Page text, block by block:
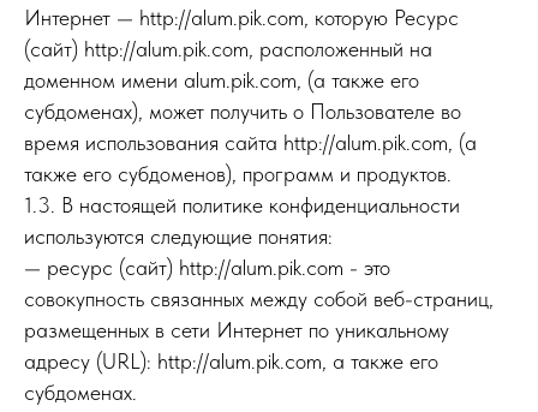
Интернет — http://alum.pik.com, которую Ресурс
(сайт) http://alum.pik.com, расположенный на
доменном имени alum.pik.com, (а также его
субдоменах), может получить о Пользователе во
время использования сайта http://alum.pik.com, (а
также его субдоменов), программ и продуктов.
1.3. В настоящей политике конфиденциальности
используются следующие понятия:
— ресурс (сайт) http://alum.pik.com - это
совокупность связанных между собой веб-страниц,
размещенных в сети Интернет по уникальному
адресу (URL): http://alum.pik.com, а также его
субдоменах.